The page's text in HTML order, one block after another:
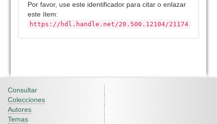
Por favor, use este identificador para citar o enlazar
este ítem:
https://hdl.handle.net/20.500.12104/21174
Consultar
Colecciones
Autores
Temas